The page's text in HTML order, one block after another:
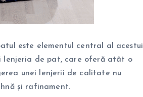
este elementul central al acestui
lenjeria de pat, care oferă atât o
unei lenjerii de calitate nu
și rafinament.